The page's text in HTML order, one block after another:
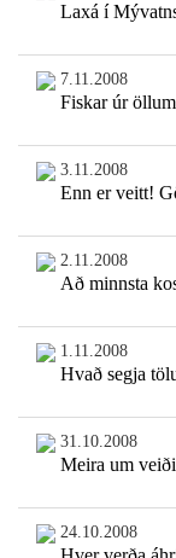
Laxá í
7.11.2008
Fiskar úr
3.11.2008
Enn er veitt!
2.11.2008
Að minnsta
1.11.2008
Hvað segja
31.10.2008
Meira um
24.10.2008